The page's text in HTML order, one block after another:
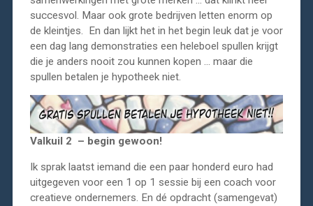
succesvol. Maar ook grote bedrijven letten enorm op
de kleintjes. En dan lijkt het in het begin leuk dat je voor
een dag lang demonstraties een heleboel spullen krijgt
die je anders nooit zou kunnen kopen … maar die
spullen betalen je hypotheek niet.
Valkuil 2 – begin gewoon!
Ik sprak laatst iemand die een paar honderd euro had
uitgegeven voor een 1 op 1 sessie bij een coach voor
creatieve ondernemers. En dé opdracht (samengevat)